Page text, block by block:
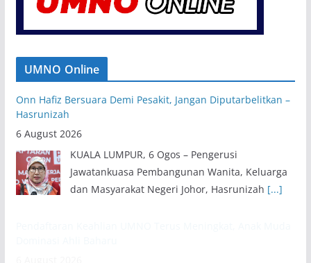
UMNO Online
Onn Hafiz Bersuara Demi Pesakit, Jangan Diputarbelitkan –
Hasrunizah
6 August 2026
KUALA LUMPUR, 6 Ogos – Pengerusi
Jawatankuasa Pembangunan Wanita, Keluarga
dan Masyarakat Negeri Johor, Hasrunizah [...]